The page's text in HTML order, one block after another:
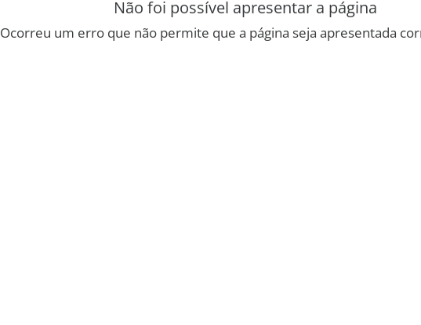
Não foi possível apresentar a página
Ocorreu um erro que não permite que a página seja apresentada